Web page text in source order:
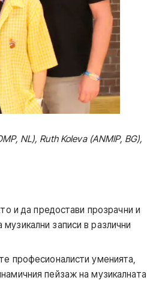
NL), Ruth Koleva (ANMIP, BG),
и да предостави прозрачни и
записи в различни
професионалисти уменията,
пейзаж на музикалната